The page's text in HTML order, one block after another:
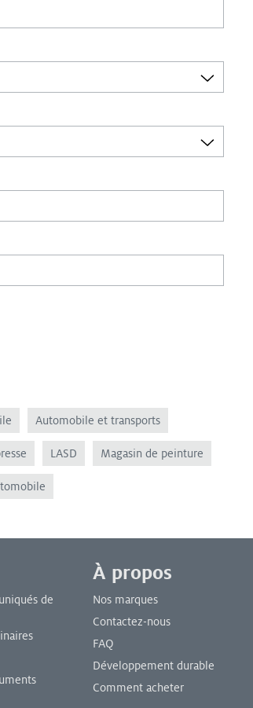
Automobile et transports
LASD Magasin de peinture
de
À propos
Nos marques
Contactez-nous
FAQ
Développement durable
Comment acheter